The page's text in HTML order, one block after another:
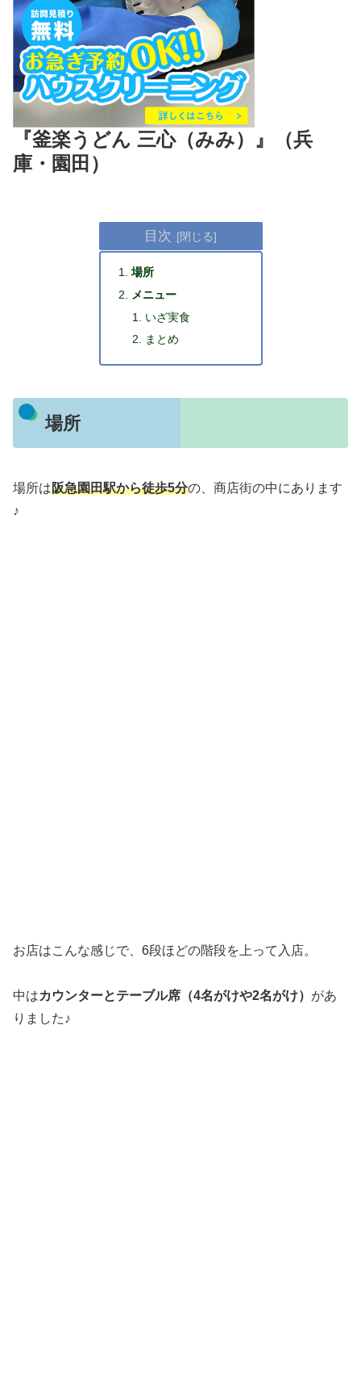
『釜楽うどん 三心（みみ）』（兵
庫・園田）
目次
場所
メニュー
いざ実食
まとめ
場所
場所は阪急園田駅から徒歩5分の、商店街の中にあります
♪
お店はこんな感じで、6段ほどの階段を上って入店。
中はカウンターとテーブル席（4名がけや2名がけ） があ
りました♪